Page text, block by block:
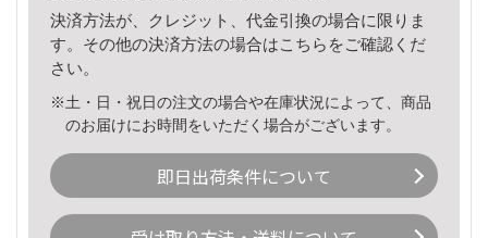
決済方法が、クレジット、代金引換の場合に限りま
す。その他の決済方法の場合はこちら をご確認くだ
さい。
※土・日・祝日の注文の場合や在庫状況によって、商品
のお届けにお時間をいただく場合がございます。
即日出荷条件について